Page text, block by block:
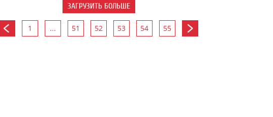
ЗАГРУЗИТЬ БОЛЬШЕ
1 ... 51 52 53 54 55